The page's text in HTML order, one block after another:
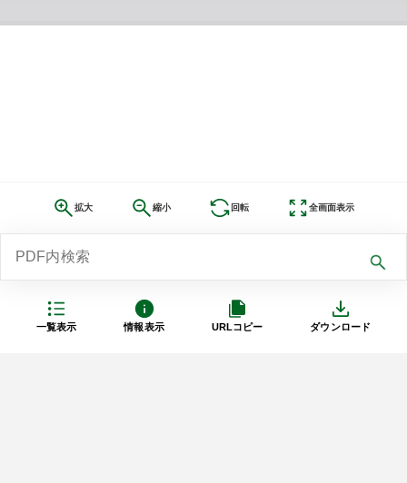
一覧表示 情報表示 URLコピー ダウンロード
拡大 縮小 回転 全画面表示